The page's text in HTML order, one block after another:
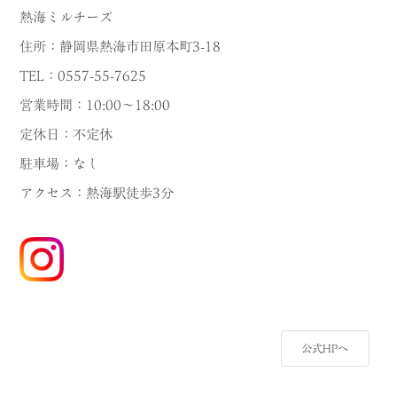
熱海ミルチーズ
住所：静岡県熱海市田原本町3-18
TEL：0557-55-7625
営業時間：10:00〜18:00
定休日：不定休
駐車場：なし
アクセス：熱海駅徒歩3分
公式HPへ